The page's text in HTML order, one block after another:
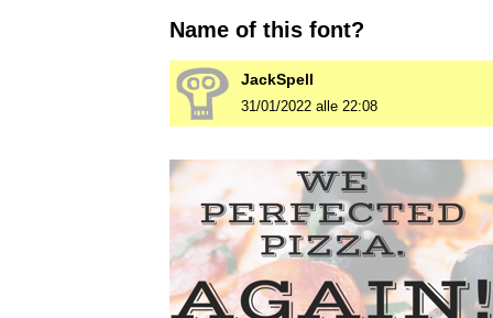
Name of this font?
JackSpell
31/01/2022 alle 22:08